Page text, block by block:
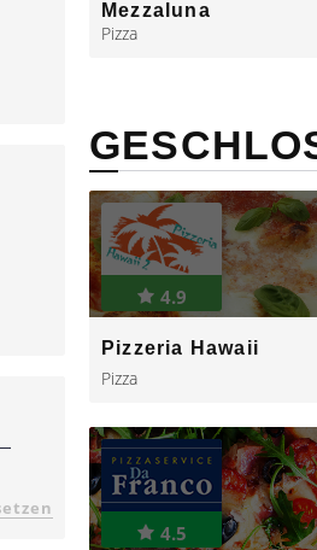
Mezzaluna
Pizza
4.9
Pizzeria Hawaii
Pizza
4.5